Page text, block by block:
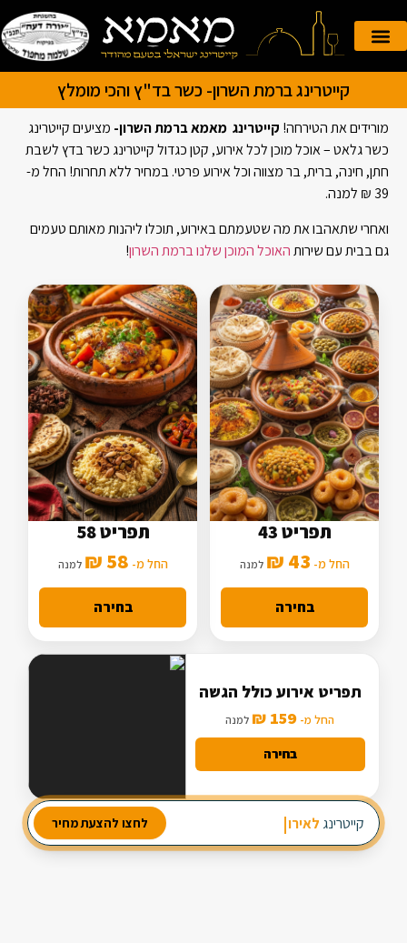
קייטרינג ברמת השרון- כשר בד"ץ והכי מומלץ
מורידים את הטירחה! קייטרינג מאמא ברמת השרון- מציעים קייטרינג
כשר גלאט – אוכל מוכן לכל אירוע, קטן כגדול קייטרינג כשר בדץ לשבת
חתן, חינה, ברית, בר מצווה וכל אירוע פרטי. במחיר ללא תחרות! החל מ-
39 ₪ למנה.
ואחרי שתאהבו את מה שטעמתם באירוע, תוכלו ליהנות מאותם טעמים
גם בבית עם שירותהאוכל המוכן שלנו ברמת השרון!
2 תוספות
מנה עיקרית בסיסית
תפריט 43
החל מ- 43 ₪ למנה
בחירה
3 תוספות
מנה עיקרית מורחבת
תפריט 58
החל מ- 58 ₪ למנה
בחירה
מבחר עשיר של סלטים
2 מנות ביניים
תפריט אירוע כולל הגשה
החל מ- 159 ₪ למנה
בחירה
קייטרינג לאירוע חברה לחצו להצעת מחיר